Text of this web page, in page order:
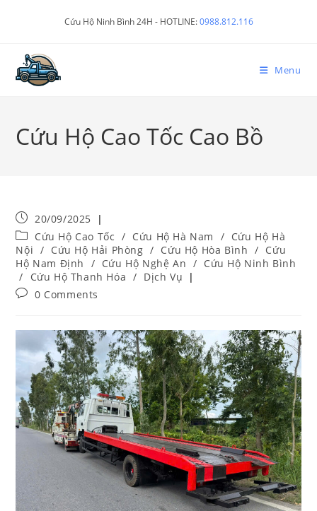
Cứu Hộ Ninh Bình 24H - HOTLINE:0988.812.116
Menu
Cứu Hộ Cao Tốc Cao Bồ
20/09/2025
Cứu Hộ Cao Tốc / Cứu Hộ Hà Nam / Cứu Hộ Hà
Nội / Cứu Hộ Hải Phòng / Cứu Hộ Hòa Bình / Cứu
Hộ Nam Định
/ Cứu Hộ Nghệ An / Cứu Hộ Ninh Bình
/
Cứu Hộ Thanh Hóa / Dịch Vụ
0 Comments